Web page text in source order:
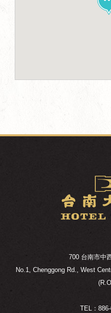
700 台南市中
No.1, Chenggong Rd., West
TEL：